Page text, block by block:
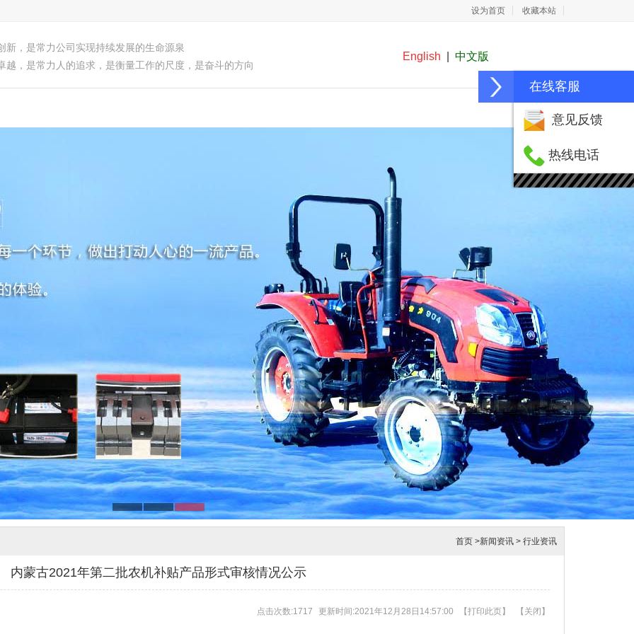
在线客服
意见反馈
热线电话
设为首页 收藏本站
新，是常力公司实现持续发展的生命源泉
越，是常力人的追求，是衡量工作的尺度，是奋斗的方向
English 中文版
首页 >新闻资讯 > 行业资讯
内蒙古2021年第二批农机补贴产品形式审核情况公示
点击次数:1717 更新时间:2021年12月28日14:57:00 【打印此页】 【 关闭 】